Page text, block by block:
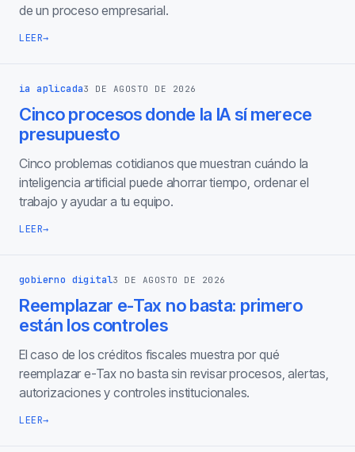
de un proceso empresarial.
LEER→
ia aplicada3 DE AGOSTO DE 2026
Cinco procesos donde la IA sí merece
presupuesto
Cinco problemas cotidianos que muestran cuándo la
inteligencia artificial puede ahorrar tiempo, ordenar el
trabajo y ayudar a tu equipo.
LEER→
gobierno digital3 DE AGOSTO DE 2026
Reemplazar e-Tax no basta: primero
están los controles
El caso de los créditos fiscales muestra por qué
reemplazar e-Tax no basta sin revisar procesos, alertas,
autorizaciones y controles institucionales.
LEER→